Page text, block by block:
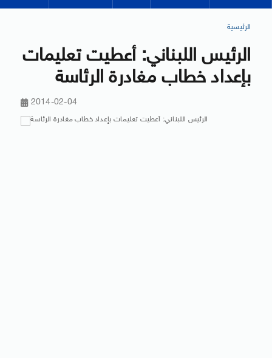
الرئيسية
الرئيس اللبناني: أعطيت تعليمات
بإعداد خطاب مغادرة الرئاسة
2014-02-04